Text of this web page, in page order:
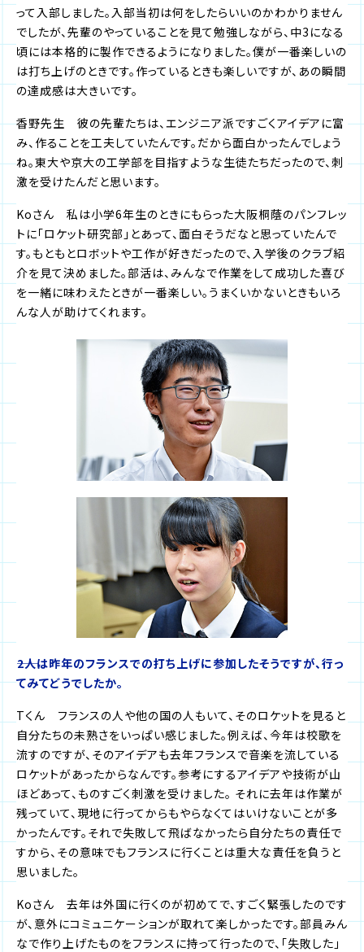
って入部しました。入部当初は何をしたらいいのかわかりません
でしたが、先輩のやっていることを見て勉強しながら、中3になる
頃には本格的に製作できるようになりました。僕が一番楽しいの
は打ち上げのときです。作っているときも楽しいですが、あの瞬間
の達成感は大きいです。
香野先生 彼の先輩たちは、エンジニア派ですごくアイデアに富
み、作ることを工夫していたんです。だから面白かったんでしょう
ね。東大や京大の工学部を目指すような生徒たちだったので、刺
激を受けたんだと思います。
Koさん 私は小学6年生のときにもらった大阪桐蔭のパンフレッ
トに「ロケット研究部」とあって、面白そうだなと思っていたんで
す。もともとロボットや工作が好きだったので、入学後のクラブ紹
介を見て決めました。部活は、みんなで作業をして成功した喜び
を一緒に味わえたときが一番楽しい。うまくいかないときもいろ
んな人が助けてくれます。
――2人は昨年のフランスでの打ち上げに参加したそうですが、行っ
てみてどうでしたか。
Tくん フランスの人や他の国の人もいて、そのロケットを見ると
自分たちの未熟さをいっぱい感じました。例えば、今年は校歌を
流すのですが、そのアイデアも去年フランスで音楽を流している
ロケットがあったからなんです。参考にするアイデアや技術が山
ほどあって、ものすごく刺激を受けました。 それに去年は作業が
残っていて、現地に行ってからもやらなくてはいけないことが多
かったんです。それで失敗して飛ばなかったら自分たちの責任で
すから、その意味でもフランスに行くことは重大な責任を負うと
思いました。
Koさん 去年は外国に行くのが初めてで、すごく緊張したのです
が、意外にコミュニケーションが取れて楽しかったです。部員みん
なで作り上げたものをフランスに持って行ったので、「失敗した」